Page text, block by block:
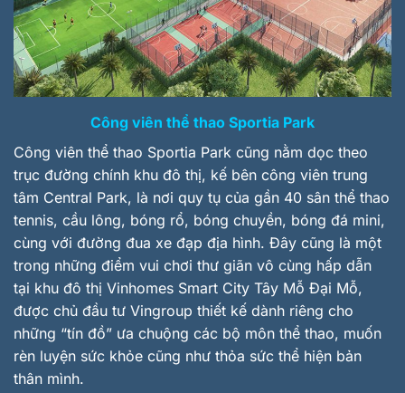
Công viên thể thao Sportia Park
Công viên thể thao Sportia Park cũng nằm dọc theo
trục đường chính khu đô thị, kế bên công viên trung
tâm Central Park, là nơi quy tụ của gần 40 sân thể thao
tennis, cầu lông, bóng rổ, bóng chuyền, bóng đá mini,
cùng với đường đua xe đạp địa hình. Đây cũng là một
trong những điểm vui chơi thư giãn vô cùng hấp dẫn
tại khu đô thị Vinhomes Smart City Tây Mỗ Đại Mỗ,
được chủ đầu tư Vingroup thiết kế dành riêng cho
những “tín đồ” ưa chuộng các bộ môn thể thao, muốn
rèn luyện sức khỏe cũng như thỏa sức thể hiện bản
thân mình.